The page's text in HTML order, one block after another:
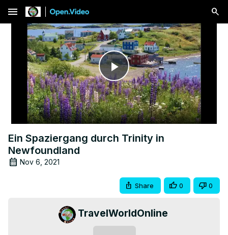
menu
Play
Video
Ein Spaziergang durch Trinity in
Newfoundland
Nov 6, 2021
Share 0 0
TravelWorldOnline